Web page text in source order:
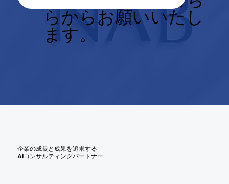
らからお願いいたし
ます。
企業の成長と成果を追求する
AIコンサルティングパートナー